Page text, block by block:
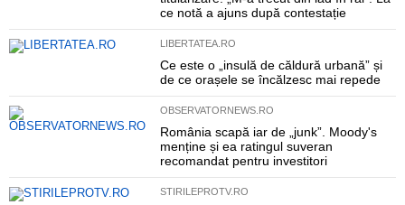
ce notă a ajuns după contestație
LIBERTATEA.RO
Ce este o „insulă de căldură urbană” și
de ce orașele se încălzesc mai repede
OBSERVATORNEWS.RO
România scapă iar de „junk”. Moody's
menține și ea ratingul suveran
recomandat pentru investitori
STIRILEPROTV.RO